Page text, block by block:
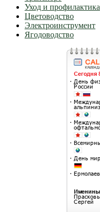
Уход и профилактика
Цветоводство
Электроинструмент
Ягодоводство